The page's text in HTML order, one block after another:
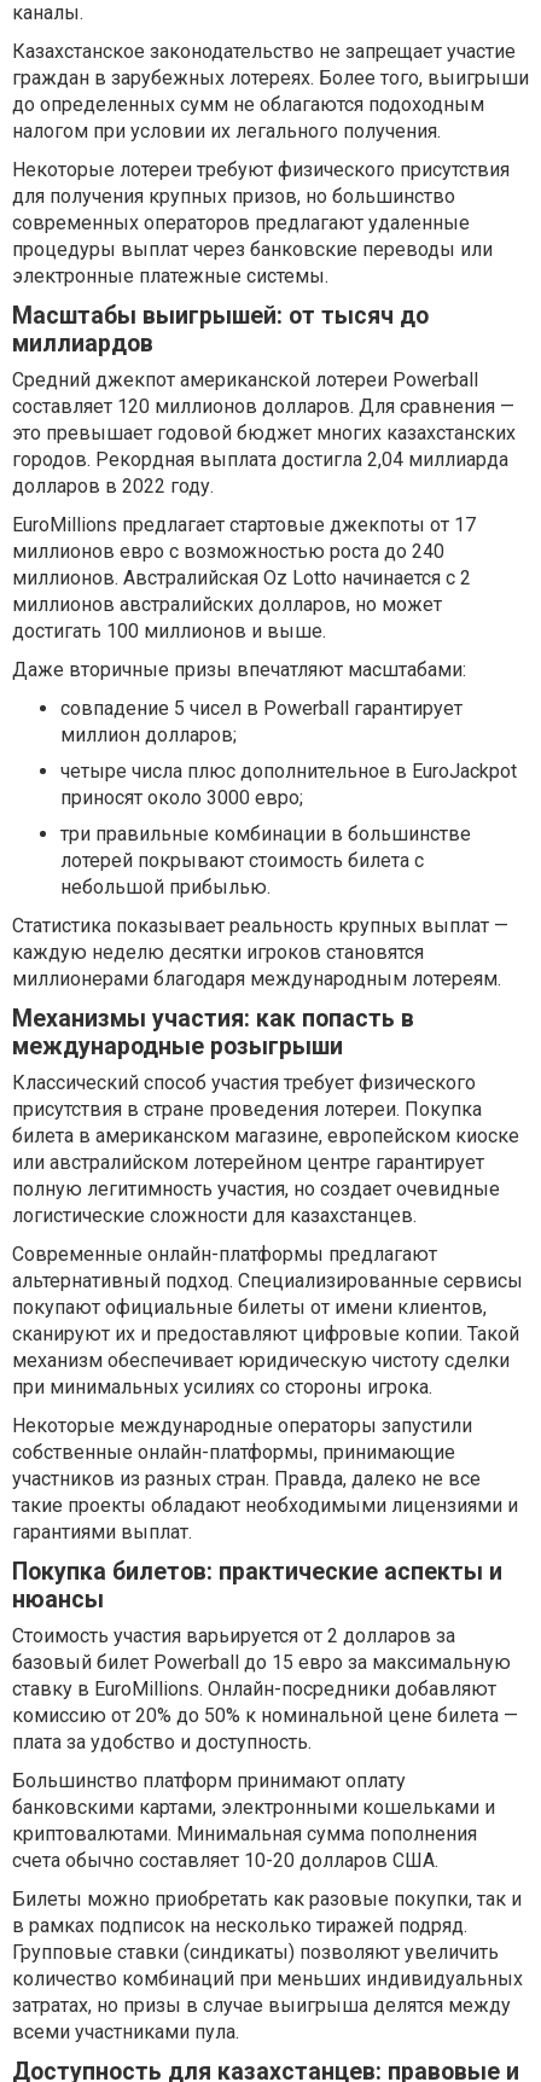
каналы.
Казахстанское законодательство не запрещает участие
граждан в зарубежных лотереях. Более того, выигрыши
до определенных сумм не облагаются подоходным
налогом при условии их легального получения.
Некоторые лотереи требуют физического присутствия
для получения крупных призов, но большинство
современных операторов предлагают удаленные
процедуры выплат через банковские переводы или
электронные платежные системы.
Масштабы выигрышей: от тысяч до
миллиардов
Средний джекпот американской лотереи Powerball
составляет 120 миллионов долларов. Для сравнения —
это превышает годовой бюджет многих казахстанских
городов. Рекордная выплата достигла 2,04 миллиарда
долларов в 2022 году.
EuroMillions предлагает стартовые джекпоты от 17
миллионов евро с возможностью роста до 240
миллионов. Австралийская Oz Lotto начинается с 2
миллионов австралийских долларов, но может
достигать 100 миллионов и выше.
Даже вторичные призы впечатляют масштабами:
совпадение 5 чисел в Powerball гарантирует
миллион долларов;
четыре числа плюс дополнительное в EuroJackpot
приносят около 3000 евро;
три правильные комбинации в большинстве
лотерей покрывают стоимость билета с
небольшой прибылью.
Статистика показывает реальность крупных выплат —
каждую неделю десятки игроков становятся
миллионерами благодаря международным лотереям.
Механизмы участия: как попасть в
международные розыгрыши
Классический способ участия требует физического
присутствия в стране проведения лотереи. Покупка
билета в американском магазине, европейском киоске
или австралийском лотерейном центре гарантирует
полную легитимность участия, но создает очевидные
логистические сложности для казахстанцев.
Современные онлайн-платформы предлагают
альтернативный подход. Специализированные сервисы
покупают официальные билеты от имени клиентов,
сканируют их и предоставляют цифровые копии. Такой
механизм обеспечивает юридическую чистоту сделки
при минимальных усилиях со стороны игрока.
Некоторые международные операторы запустили
собственные онлайн-платформы, принимающие
участников из разных стран. Правда, далеко не все
такие проекты обладают необходимыми лицензиями и
гарантиями выплат.
Покупка билетов: практические аспекты и
нюансы
Стоимость участия варьируется от 2 долларов за
базовый билет Powerball до 15 евро за максимальную
ставку в EuroMillions. Онлайн-посредники добавляют
комиссию от 20% до 50% к номинальной цене билета —
плата за удобство и доступность.
Большинство платформ принимают оплату
банковскими картами, электронными кошельками и
криптовалютами. Минимальная сумма пополнения
счета обычно составляет 10-20 долларов США.
Билеты можно приобретать как разовые покупки, так и
в рамках подписок на несколько тиражей подряд.
Групповые ставки (синдикаты) позволяют увеличить
количество комбинаций при меньших индивидуальных
затратах, но призы в случае выигрыша делятся между
всеми участниками пула.
Доступность для казахстанцев: правовые и